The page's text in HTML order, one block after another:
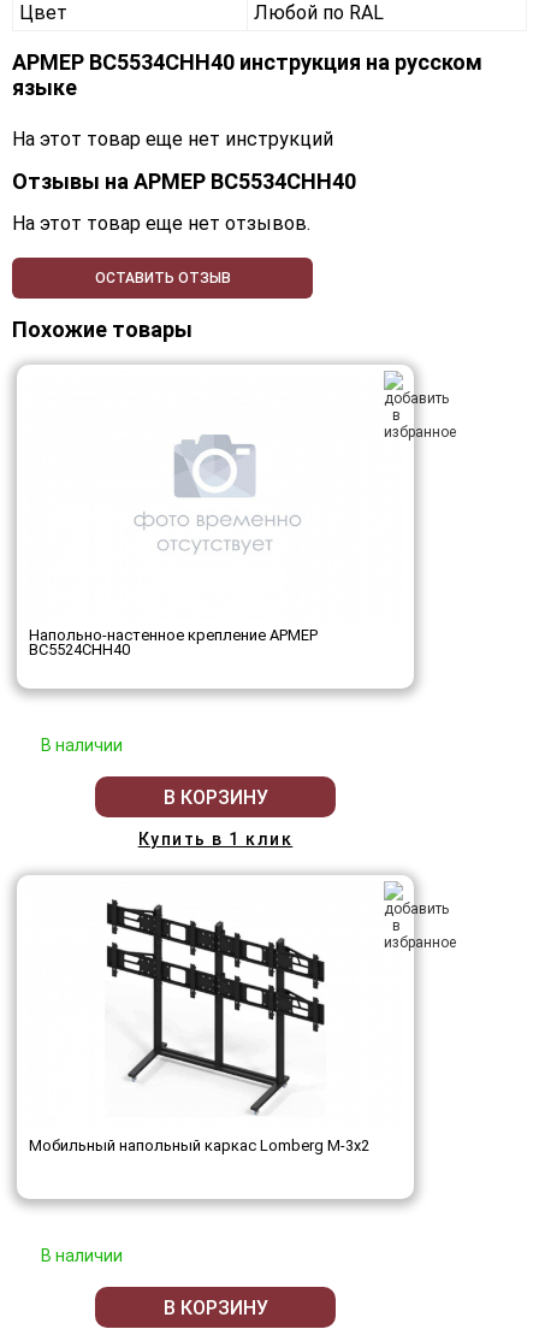
Цвет
Любой по RAL
АРМЕР ВС5534СНН40 инструкция на русском
языке
На этот товар еще нет инструкций
Отзывы наАРМЕР ВС5534СНН40
На этот товар еще нет отзывов.
ОСТАВИТЬ ОТЗЫВ
Похожие товары
Напольно-настенное крепление АРМЕР
ВС5524СНН40
В наличии
В КОРЗИНУ
Купить в 1 клик
Мобильный напольный каркас Lomberg M-3х2
В наличии
В КОРЗИНУ